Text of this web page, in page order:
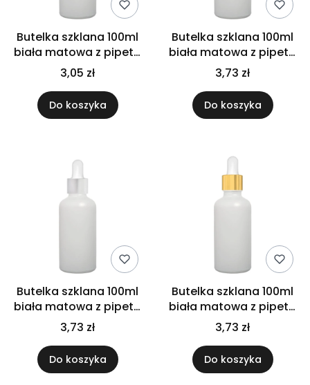
Butelka szklana 100ml
biała matowa z pipetą
czarną
3,05 zł
Do koszyka
Butelka szklana 100ml
biała matowa z pipetą
gwarancyjną
3,73 zł
Do koszyka
Butelka szklana 100ml
biała matowa z pipetą
srebrną
3,73 zł
Do koszyka
Butelka szklana 100ml
biała matowa z pipetą
złoto białą
3,73 zł
Do koszyka